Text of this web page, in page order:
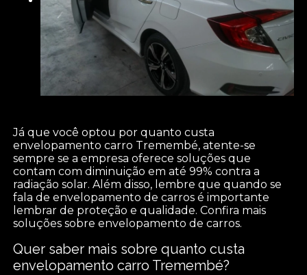
Já que você optou por quanto custa
envelopamento carro Tremembé, atente-se
sempre se a empresa oferece soluções que
contam com diminuição em até 99% contra a
radiação solar. Além disso, lembre que quando se
fala de envelopamento de carros é importante
lembrar de proteção e qualidade. Confira mais
soluções sobre envelopamento de carros.
Quer saber mais sobre quanto custa
envelopamento carro Tremembé?